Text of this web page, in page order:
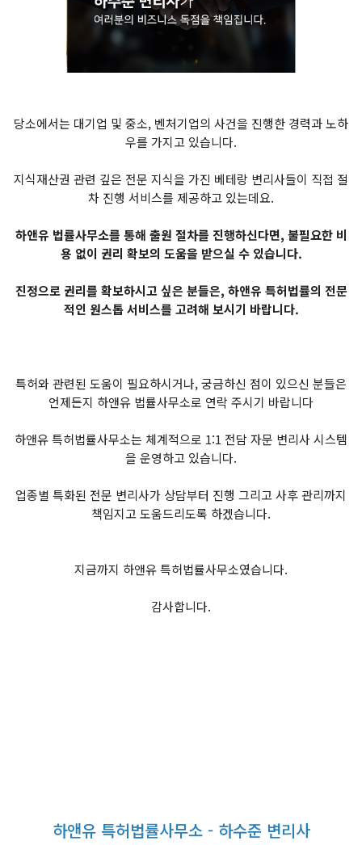
당소에서는 대기업 및 중소, 벤처기업의 사건을 진행한 경력과 노하
우를 가지고 있습니다.
지식재산권 관련 깊은 전문 지식을 가진 베테랑 변리사들이 직접 절
차 진행 서비스를 제공하고 있는데요.
하앤유 법률사무소를 통해 출원 절차를 진행하신다면, 불필요한 비
용 없이 권리 확보의 도움을 받으실 수 있습니다.
진정으로 권리를 확보하시고 싶은 분들은, 하앤유 특허법률의 전문
적인 원스톱 서비스를 고려해 보시기 바랍니다.
특허와 관련된 도움이 필요하시거나, 궁금하신 점이 있으신 분들은
언제든지 하앤유 법률사무소로 연락 주시기 바랍니다
하앤유 특허법률사무소는 체계적으로 1:1 전담 자문 변리사 시스템
을 운영하고 있습니다.
업종별 특화된 전문 변리사가 상담부터 진행 그리고 사후 관리까지
책임지고 도움드리도록 하겠습니다.
지금까지 하앤유 특허법률사무소였습니다.
감사합니다.
하앤유 특허법률사무소 - 하수준 변리사